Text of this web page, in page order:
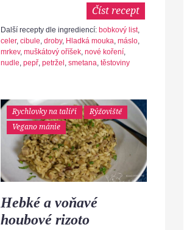
Číst recept
Další recepty dle ingrediencí: bobkový list,
celer, cibule, droby, Hladká mouka, máslo,
mrkev, muškátový oříšek, nové koření,
nudle, pepř, petržel , smetana, těstoviny
Rychlovky na talíři
Rýžoviště
Vegano mánie
Hebké a voňavé
houbové rizoto